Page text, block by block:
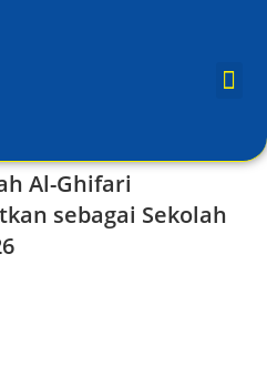
Al-Ghifari
sebagai Sekolah